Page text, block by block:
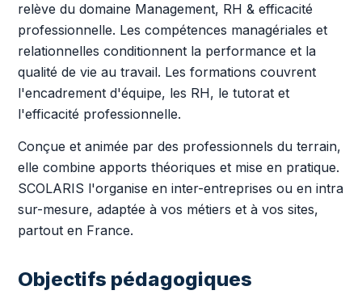
relève du domaine Management, RH & efficacité
professionnelle. Les compétences managériales et
relationnelles conditionnent la performance et la
qualité de vie au travail. Les formations couvrent
l'encadrement d'équipe, les RH, le tutorat et
l'efficacité professionnelle.
Conçue et animée par des professionnels du terrain,
elle combine apports théoriques et mise en pratique.
SCOLARIS l'organise en inter-entreprises ou en intra
sur-mesure, adaptée à vos métiers et à vos sites,
partout en France.
Objectifs pédagogiques